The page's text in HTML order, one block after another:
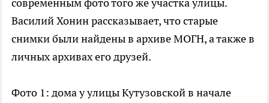
современным фото того же участка улицы.
Василий Хонин рассказывает, что старые
снимки были найдены в архиве МОГН, а также в
личных архивах его друзей.
Фото 1: дома у улицы Кутузовской в начале